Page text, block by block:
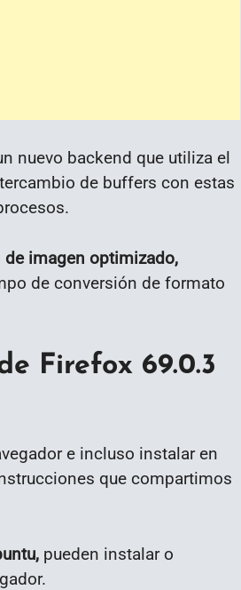
nuevo backend que utiliza el
de buffers con estas
imagen optimizado,
de conversión de formato
Firefox 69.0.3
e incluso instalar en
que compartimos
pueden instalar o